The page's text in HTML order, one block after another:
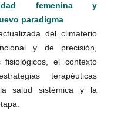
femenina y
paradigma
del climaterio
y de precisión,
fisiológicos, el contexto
terapéuticas
salud sistémica y la